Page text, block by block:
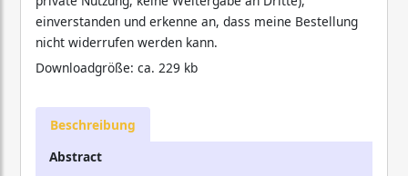
einverstanden und erkenne an, dass meine Bestellung
nicht widerrufen werden kann.
Downloadgröße: ca. 229 kb
Beschreibung
Abstract